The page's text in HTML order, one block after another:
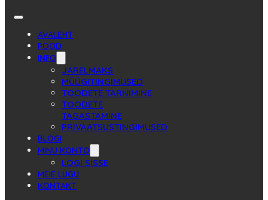
AVALEHT
POOD
INFO
JÄRELMAKS
MÜÜGITINGIMUSED
TOODETE TARNIMINE
TOODETE
TAGASTAMINE
PRIVAATSUSTINGIMUSED
BLOGI
MINU KONTO
LOGI SISSE
MEIE LUGU
KONTAKT